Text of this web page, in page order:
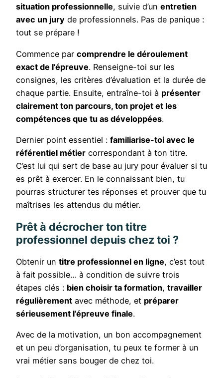
situation professionnelle, suivie d’un entretien
avec un jury de professionnels. Pas de panique :
tout se prépare !
Commence par comprendre le déroulement
exact de l’épreuve. Renseigne-toi sur les
consignes, les critères d’évaluation et la durée de
chaque partie. Ensuite, entraîne-toi à présenter
clairement ton parcours, ton projet et les
compétences que tu as développées.
Dernier point essentiel : familiarise-toi avec le
référentiel métier correspondant à ton titre.
C’est lui qui sert de base au jury pour évaluer si tu
es prêt à exercer. En le connaissant bien, tu
pourras structurer tes réponses et prouver que tu
maîtrises les attendus du métier.
Prêt à décrocher ton titre
professionnel depuis chez toi ?
Obtenir un titre professionnel en ligne, c’est tout
à fait possible… à condition de suivre trois
étapes clés : bien choisir ta formation, travailler
régulièrement avec méthode, et préparer
sérieusement l’épreuve finale.
Avec de la motivation, un bon accompagnement
et un peu d’organisation, tu peux te former à un
vrai métier sans bouger de chez toi.